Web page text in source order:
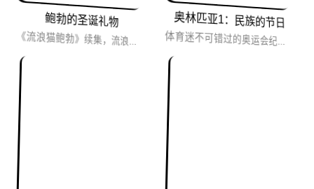
鲍勃的圣诞礼物
《流浪猫鲍勃》续集，流浪猫和流浪汉的故事，本篇讲述鲍勃和主人在街头度过最后一个圣诞节的故事，告别流浪生活。
奥林匹亚1：民族的节日
体育迷不可错过的奥运会纪录片，里芬斯塔尔的代表作，虽为纳粹时代的作品，但拍得很客观，不吝啬于赞美德国以外...